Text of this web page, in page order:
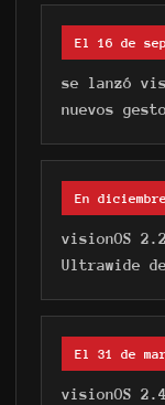
El 16 de
se lanzó
nuevos
En
visionOS
Ultrawide
El 31 de
visionOS